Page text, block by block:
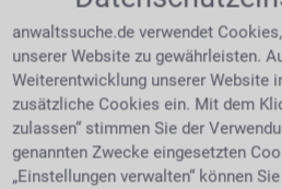
Der EuGH prüft derzeit den
Generalstaatsanwalts,
der Schufa gegen die
Datenschutzgrundverordnung
Dies betrifft insbesondere die
Daten und die Erstellung des
Auskunft über die
anwaltssuche.de verwendet
unserer Website zu gewährleisten.
Weiterentwicklung unserer Website
zusätzliche Cookies ein. Mit dem
zulassen“ stimmen Sie der
genannten Zwecke eingesetzten
„Einstellungen verwalten“ können